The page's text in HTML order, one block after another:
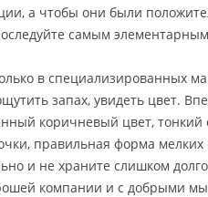
а чтобы они были
самым
в специализированных
запах, увидеть цвет.
коричневый цвет, тонкий
правильная форма мелких
и не храните слишком
компании и с добрыми